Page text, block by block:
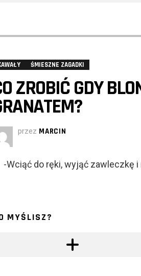
ŚMIESZNE ZAGADKI
ZROBIĆ GDY
przez MARCIN
-Wciąć do ręki, wyjąć zawleczkę
MYŚLISZ?